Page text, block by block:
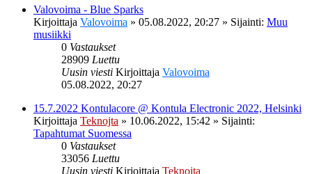
Valovoima - Blue Sparks
Kirjoittaja Valovoima » 05.08.2022, 20:27 » Sijainti: Muu
musiikki
0 Vastaukset
28909 Luettu
Uusin viesti Kirjoittaja Valovoima
05.08.2022, 20:27
15.7.2022 Kontulacore @ Kontula Electronic 2022, Helsinki
Kirjoittaja Teknojta » 10.06.2022, 15:42 » Sijainti:
Tapahtumat Suomessa
0 Vastaukset
33056 Luettu
Uusin viesti Kirjoittaja Teknojta